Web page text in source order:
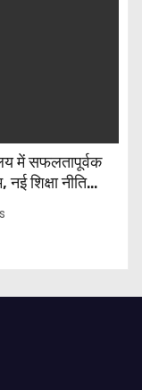
में सफलतापूर्वक
शिक्षा नीति